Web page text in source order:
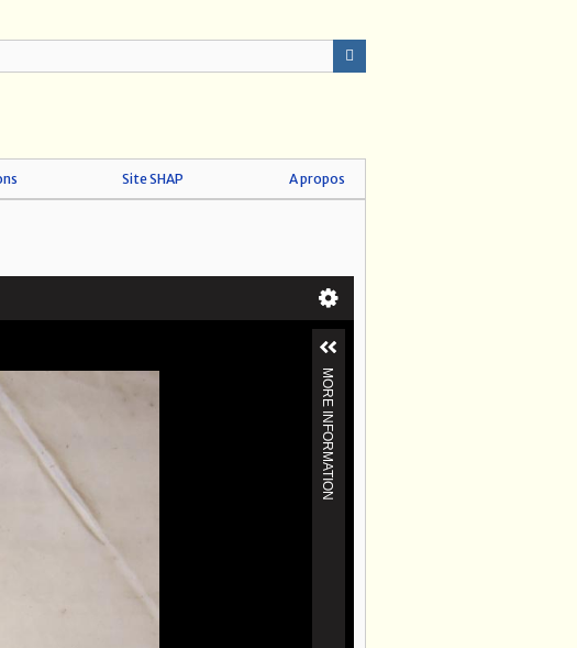
Site SHAP A propos